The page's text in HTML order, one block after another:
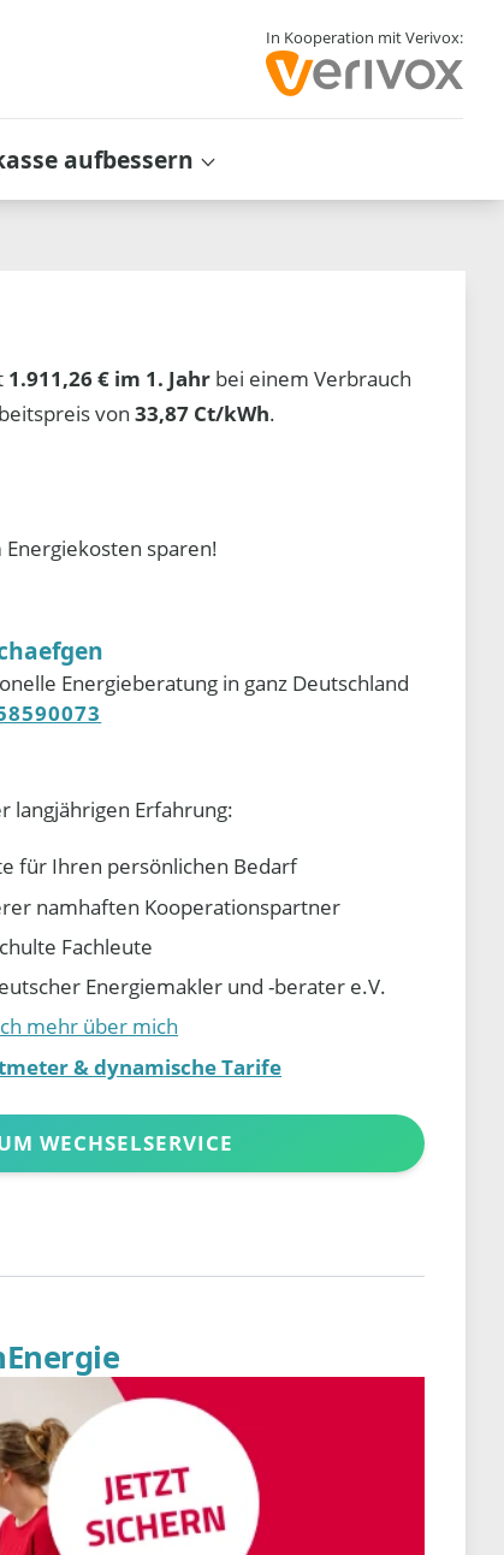
In Kooperation mit Verivox:
aufbessern
1.911,26 € im 1. Jahr bei einem Verbrauch
von33,87 Ct/kWh.
sparen!
Energieberatung in ganz Deutschland
langjährigen Erfahrung:
für Ihren persönlichen Bedarf
namhaften Kooperationspartner
Fachleute
Energiemakler und -berater e.V.
mehr über mich
& dynamische Tarife
WECHSELSERVICE